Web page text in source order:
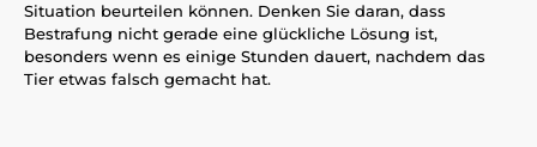
Situation beurteilen können. Denken Sie daran, dass
Bestrafung nicht gerade eine glückliche Lösung ist,
besonders wenn es einige Stunden dauert, nachdem das
Tier etwas falsch gemacht hat.